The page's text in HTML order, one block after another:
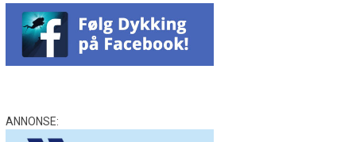
ANNONSE: